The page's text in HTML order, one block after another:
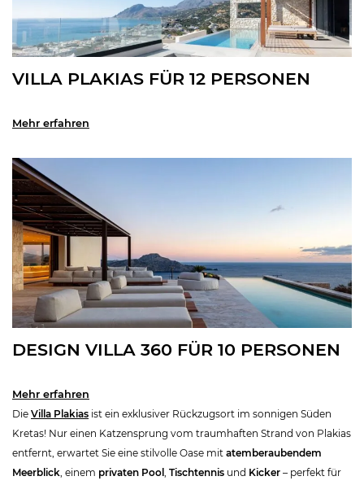
VILLA PLAKIAS FÜR 12 PERSONEN
Mehr erfahren
DESIGN VILLA 360 FÜR 10 PERSONEN
Mehr erfahren
Die Villa Plakias ist ein exklusiver Rückzugsort im sonnigen Süden
Kretas! Nur einen Katzensprung vom traumhaften Strand von Plakias
entfernt, erwartet Sie eine stilvolle Oase mit atemberaubendem
Meerblick, einem privaten Pool , Tischtennis und Kicker – perfekt für